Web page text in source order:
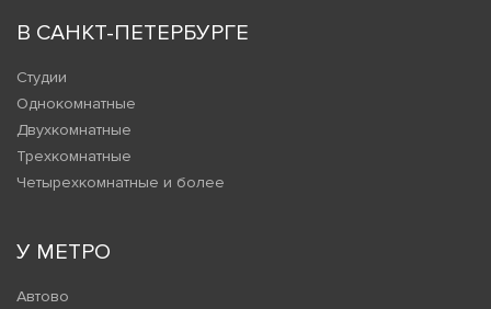
В САНКТ-ПЕТЕРБУРГЕ
Студии
Однокомнатные
Двухкомнатные
Трехкомнатные
Четырехкомнатные и более
У МЕТРО
Автово